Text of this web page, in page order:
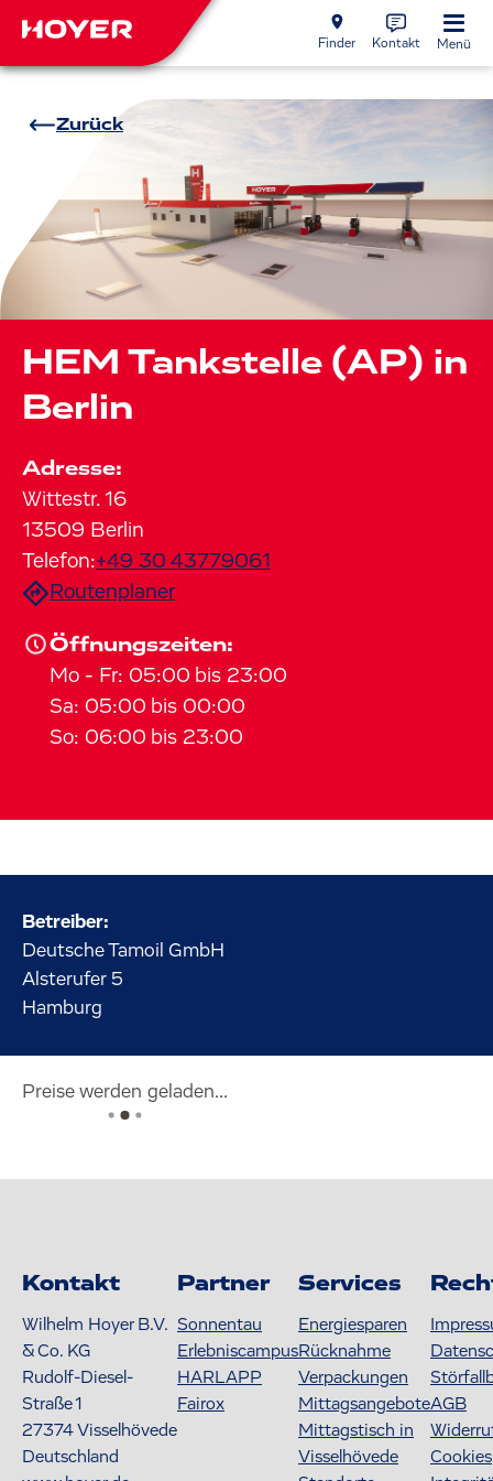
Finder Kontakt Menü
Zurück
HEM Tankstelle (AP) in
Berlin
Adresse:
Wittestr. 16
13509 Berlin
Telefon:+49 30 43779061
Routenplaner
Öffnungszeiten:
Mo - Fr: 05:00 bis 23:00
Sa: 05:00 bis 00:00
So: 06:00 bis 23:00
Betreiber:
Deutsche Tamoil GmbH
Alsterufer 5
Hamburg
Preise werden geladen...
Kontakt
Wilhelm Hoyer B.V.
& Co. KG
Rudolf-Diesel-
Straße 1
27374Visselhövede
Deutschland
Partner
Sonnentau
Erlebniscampus
HARLAPP
Fairox
Services
Energiesparen
Rücknahme
Verpackungen
Mittagsangebote
Mittagstisch in
Visselhövede
AGB
Cookies